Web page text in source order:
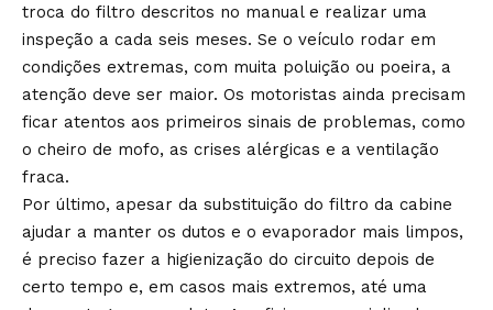
troca do filtro descritos no manual e realizar uma
inspeção a cada seis meses. Se o veículo rodar em
condições extremas, com muita poluição ou poeira, a
atenção deve ser maior. Os motoristas ainda precisam
ficar atentos aos primeiros sinais de problemas, como
o cheiro de mofo, as crises alérgicas e a ventilação
fraca.
Por último, apesar da substituição do filtro da cabine
ajudar a manter os dutos e o evaporador mais limpos,
é preciso fazer a higienização do circuito depois de
certo tempo e, em casos mais extremos, até uma